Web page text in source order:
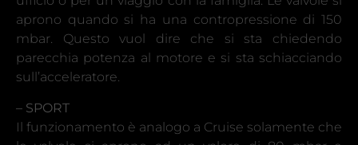
aprono quando si ha una contropressione di 150
mbar. Questo vuol dire che si sta chiedendo
parecchia potenza al motore e si sta schiacciando
sull’acceleratore.
– SPORT
Il funzionamento è analogo a Cruise solamente che